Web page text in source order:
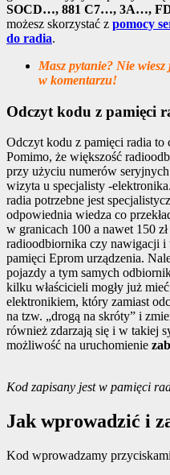
SOCD…, 881 C7…, 3A…,
możesz skorzystać z pomocy
do radia.
Masz pytanie? Nie
w komentarzu!
Odczyt kodu z pamięci
Odczyt kodu z pamięci radia to
Pomimo, że większość
przy użyciu numerów
wizyta u specjalisty -
radia potrzebne jest
odpowiednia wiedza co
w granicach 100 a nawet 150
radioodbiornika czy nawigacji i
pamięci Eprom urządzenia.
pojazdy a tym samych
kilku właścicieli mogły już
elektronikiem, który zamiast
na tzw. „drogą na skróty” i
również zdarzają się i w takiej
możliwość na uruchomienie
Kod zapisany jest w pamięci
Jak wprowadzić i
Kod wprowadzamy